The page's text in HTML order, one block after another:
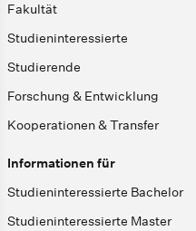
Fakultät
Studieninteressierte
Studierende
Forschung & Entwicklung
Kooperationen & Transfer
Informationen für
Studieninteressierte Bachelor
Studieninteressierte Master